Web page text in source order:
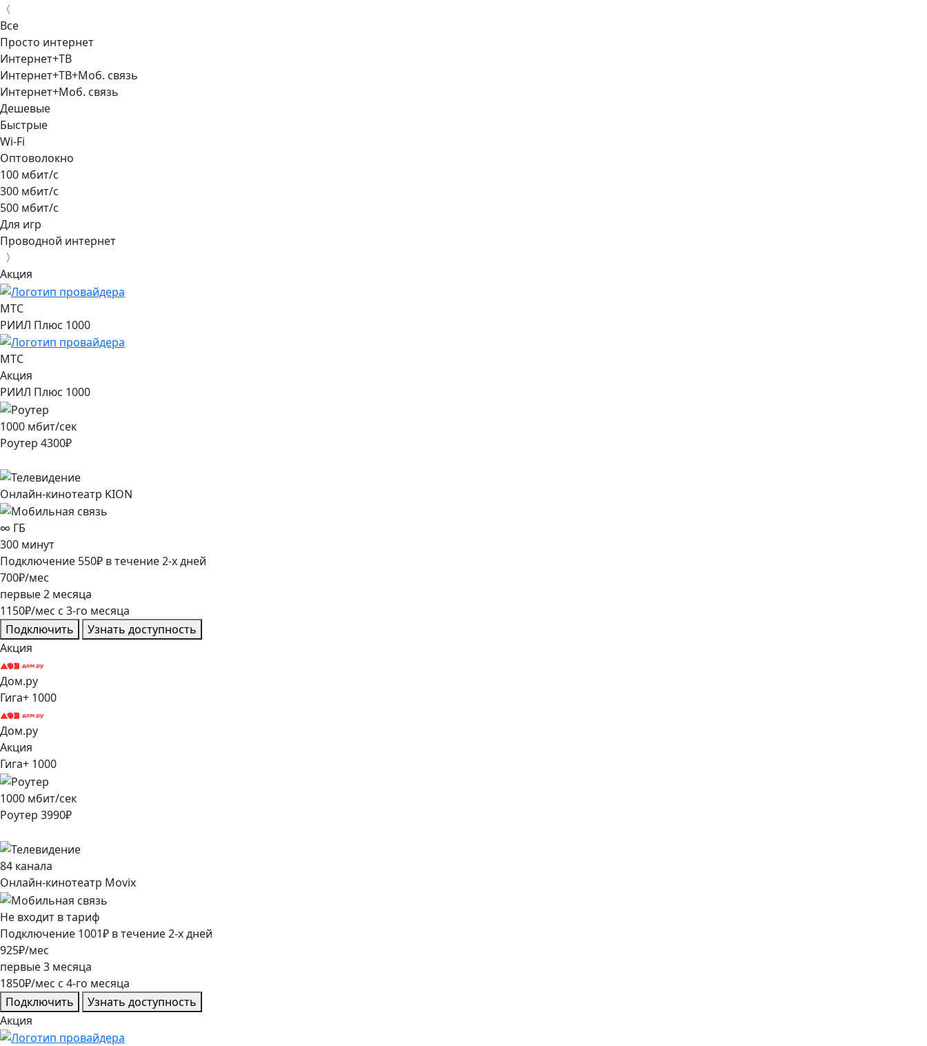
〈
Все
Просто интернет
Интернет+ТВ
Интернет+ТВ+Моб. связь
Интернет+Моб. связь
Дешевые
Быстрые
Wi-Fi
Оптоволокно
100 мбит/с
300 мбит/с
500 мбит/с
Для игр
Проводной интернет
〉
Акция
МТС
РИИЛ Плюс 1000
МТС
Акция
РИИЛ Плюс 1000
1000 мбит/сек
Роутер 4300₽
Онлайн-кинотеатр KION
∞ ГБ
300 минут
Подключение 550₽ в течение2-х дней
700₽/мес
первые2 месяца
1150₽/мес c 3-го месяца
Подключить
Узнать доступность
Акция
Дом.ру
Гига+ 1000
Дом.ру
Акция
Гига+ 1000
1000 мбит/сек
Роутер 3990₽
84 канала
Онлайн-кинотеатр Movix
Не входит в тариф
Подключение 1001₽ в течение2-х дней
925₽/мес
первые3 месяца
1850₽/мес c 4-го месяца
Подключить
Узнать доступность
Акция